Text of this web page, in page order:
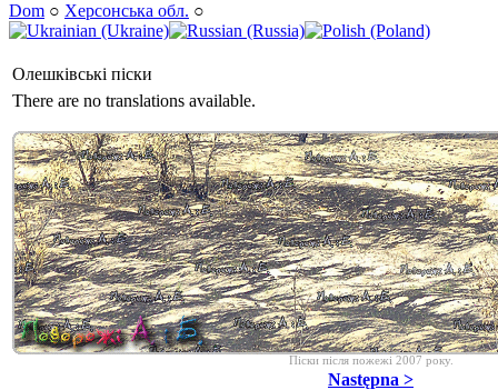
Dom ○ Херсонська обл. ○
Олешківські піски
There are no translations available.
Піски після пожежі 2007 року.
Następna >